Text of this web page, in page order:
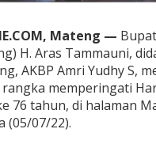
a
a
H
a
r
i
Mateng —
H. Aras Tammauni,
AKBP Amri Yudhy S,
rangka memperingati
76 tahun, di halaman
(05/07/22).